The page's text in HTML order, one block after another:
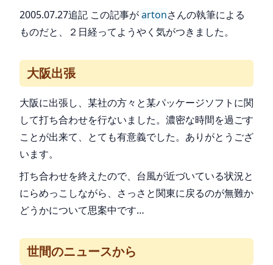
2005.07.27追記 この記事がartonさんの執筆による
ものだと、２日経ってようやく気がつきました。
大阪出張
大阪に出張し、某社の方々と某パッケージソフトに関
して打ち合わせを行ないました。濃密な時間を過ごす
ことが出来て、とても有意義でした。ありがとうござ
います。
打ち合わせを終えたので、台風が近づいている状況と
にらめっこしながら、さっさと関東に戻るのが無難か
どうかについて思案中です…
世間のニュースから